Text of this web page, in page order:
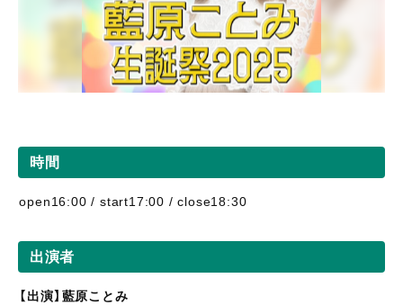
時間
open16:00 / start17:00 / close18:30
出演者
【出演】藍原ことみ